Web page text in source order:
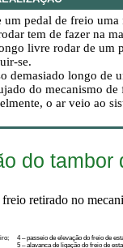
um pedal de freio uma
tem de fazer na
livre rodar de um
se.
demasiado longo de
do mecanismo de
o ar veio ao
do tambor
retirado no
4 – passeio de elevação do freio de
5 – alavanca de ligação do freio de